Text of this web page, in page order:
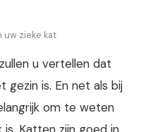
uw zieke kat
u vertellen dat
gezin is. En net als bij
om te weten